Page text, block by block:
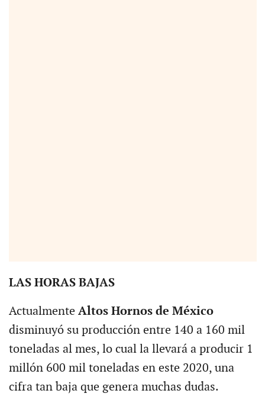
LAS HORAS BAJAS
ActualmenteAltos Hornos de México
disminuyó su producción entre 140 a 160 mil
toneladas al mes, lo cual la llevará a producir 1
millón 600 mil toneladas en este 2020, una
cifra tan baja que genera muchas dudas.